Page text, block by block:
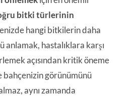
bitki türlerinin
hangi bitkilerin daha
anlamak, hastalıklara karşı
açısından kritik öneme
bahçenizin görünümünü
aynı zamanda